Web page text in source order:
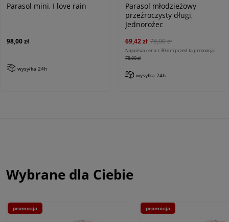
Parasol mini, I love rain
98,00 zł
wysyłka 24h
Parasol młodzieżowy
przeźroczysty długi,
Jednorożec
69,42 zł 78,00 zł
Najniższa cena z 30 dni przed tą promocją:
78,00 zł
wysyłka 24h
Wybrane dla Ciebie
promocja promocja